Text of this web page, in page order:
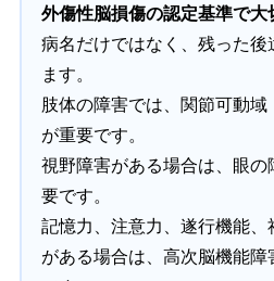
外傷性脳損傷の認定基準で大
病名だけではなく、残った
ます。
肢体の障害では、関節可動
が重要です。
視野障害がある場合は、眼
要です。
記憶力、注意力、遂行機能
がある場合は、高次脳機能